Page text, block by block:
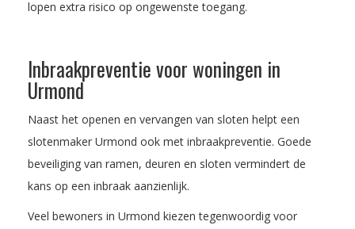
lopen extra risico op ongewenste toegang.
Inbraakpreventie voor woningen in
Urmond
Naast het openen en vervangen van sloten helpt een
slotenmaker Urmond ook met inbraakpreventie. Goede
beveiliging van ramen, deuren en sloten vermindert de
kans op een inbraak aanzienlijk.
Veel bewoners in Urmond kiezen tegenwoordig voor